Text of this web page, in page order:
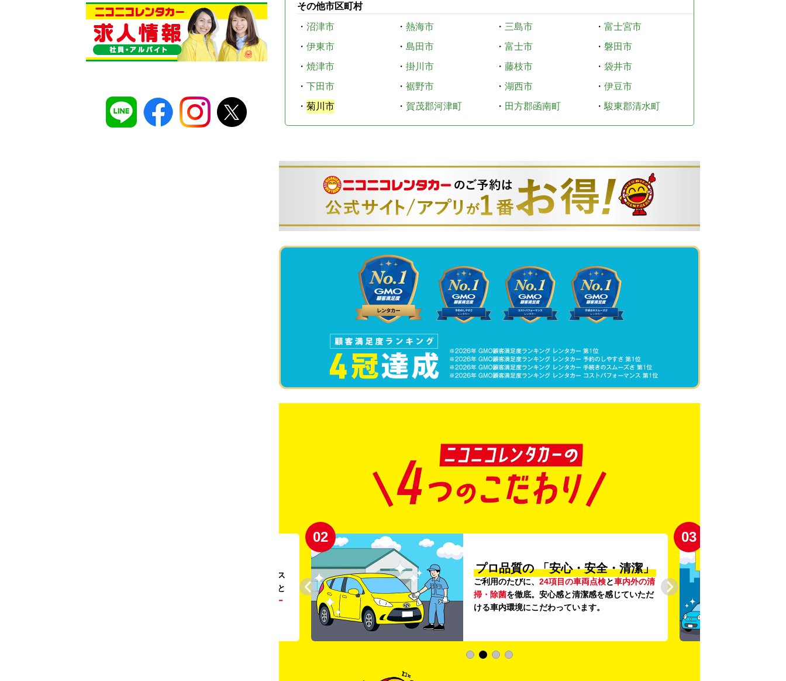
その他市区町村
・ 沼津市 ・ 熱海市 ・ 三島市 ・ 富士宮市
・ 伊東市 ・ 島田市 ・ 富士市 ・ 磐田市
・ 焼津市 ・ 掛川市 ・ 藤枝市 ・ 袋井市
・ 下田市 ・ 裾野市 ・ 湖西市 ・ 伊豆市
・ 菊川市 ・ 賀茂郡河津町 ・ 田方郡函南町 ・ 駿東郡清水町
。ガソリンス
タンドや整備工場の既存インフラを活用すること
リー
02
プロ品質の 「安心・安全・清潔」
ご利用のたびに、 24項目の車両点検と車内外の清
掃・除菌を徹底。安心感と清潔感を感じていただ
ける車内環境にこだわっています。
03